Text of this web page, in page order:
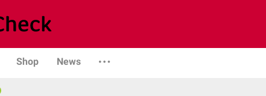
Shop News